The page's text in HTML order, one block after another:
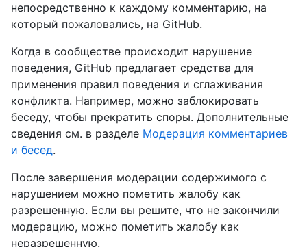
непосредственно к каждому комментарию, на
который пожаловались, на GitHub.
Когда в сообществе происходит нарушение
поведения, GitHub предлагает средства для
применения правил поведения и сглаживания
конфликта. Например, можно заблокировать
беседу, чтобы прекратить споры. Дополнительные
сведения см. в разделе Модерация комментариев
и бесед.
После завершения модерации содержимого с
нарушением можно пометить жалобу как
разрешенную. Если вы решите, что не закончили
модерацию, можно пометить жалобу как
неразрешенную.